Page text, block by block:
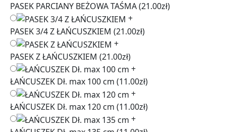
PASEK PARCIANY BEŻOWA TAŚMA(21.00zł)
+
PASEK 3/4 Z ŁAŃCUSZKIEM (21.00zł)
+
PASEK Z ŁAŃCUSZKIEM (21.00zł)
+
ŁAŃCUSZEK Dł. max 100 cm (11.00zł)
+
ŁAŃCUSZEK Dł. max 120 cm (11.00zł)
+